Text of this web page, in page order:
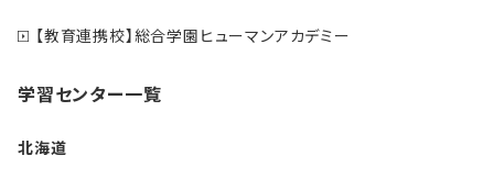
【教育連携校】総合学園ヒューマンアカデミー
学習センター一覧
北海道